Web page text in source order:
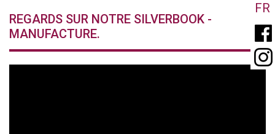
FR
REGARDS SUR NOTRE SILVERBOOK -
MANUFACTURE.